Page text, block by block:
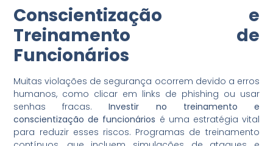
Conscientização e
Treinamento de
Funcionários
Muitas violações de segurança ocorrem devido a erros
humanos, como clicar em links de phishing ou usar
senhas fracas.Investir no treinamento e
conscientização de funcionários é uma estratégia vital
para reduzir esses riscos. Programas de treinamento